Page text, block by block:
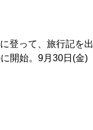
登って、旅行記を出
開始。9月30日(金)